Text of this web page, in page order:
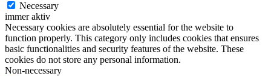
Necessary
immer aktiv
Necessary cookies are absolutely essential for the website to
function properly. This category only includes cookies that ensures
basic functionalities and security features of the website. These
cookies do not store any personal information.
Non-necessary